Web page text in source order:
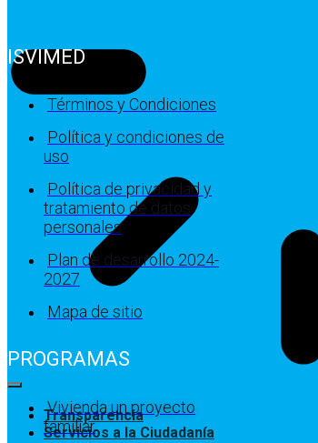
Transparencia
Servicios a la Ciudadanía
ISVIMED
Términos y Condiciones
Política y condiciones de
uso
Política de privacidad y
tratamiento de datos
personales
Plan de desarrollo 2024-
2027
Mapa de sitio
PROGRAMAS
Vivienda un proyecto
familiar